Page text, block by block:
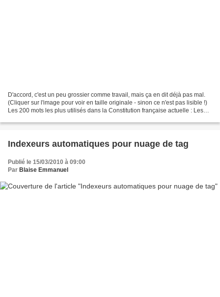
D'accord, c'est un peu grossier comme travail, mais ça en dit déjà pas mal.
(Cliquer sur l'image pour voir en taille originale - sinon ce n'est pas lisible !)
Les 200 mots les plus utilisés dans la Constitution française actuelle : Les
Indexeurs automatiques pour nuage de tag
Publié le 15/03/2010 à 09:00
Par Blaise Emmanuel